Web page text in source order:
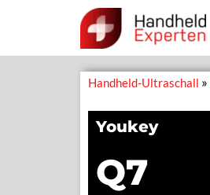
CLARIUS
PAL HD3
C3 HD3
Handheld-Ultraschall »
Youkey
Q7